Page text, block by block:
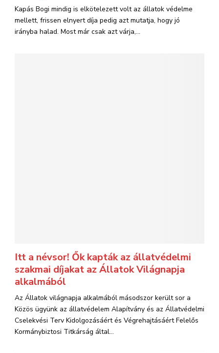
Kapás Bogi mindig is elkötelezett volt az állatok védelme
mellett, frissen elnyert díja pedig azt mutatja, hogy jó
irányba halad. Most már csak azt várja,...
Itt a névsor! Ők kapták az állatvédelmi
szakmai díjakat az Állatok Világnapja
alkalmából
Az Állatok világnapja alkalmából másodszor került sor a
Közös ügyünk az állatvédelem Alapítvány és az Állatvédelmi
Cselekvési Terv Kidolgozásáért és Végrehajtásáért Felelős
Kormánybiztosi Titkárság által...